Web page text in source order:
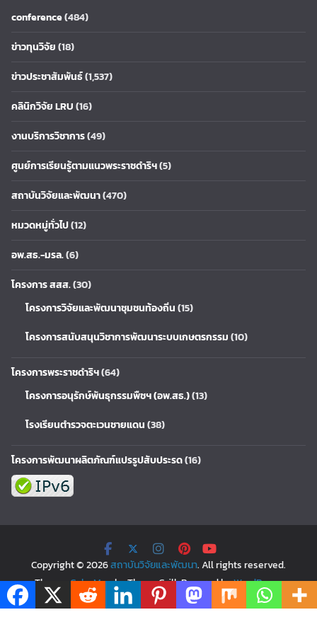
conference(484)
ข่าวทุนวิจัย(18)
ข่าวประชาสัมพันธ์(1,537)
คลินิกวิจัย LRU(16)
งานบริการวิชาการ(49)
ศูนย์การเรียนรู้ตามแนวพระราชดำริฯ(5)
สถาบันวิจัยและพัฒนา(470)
หมวดหมู่ทั่วไป(12)
อพ.สธ.-มรล.(6)
โครงการ สสส.(30)
โครงการวิจัยและพัฒนาชุมชนท้องถิ่น(15)
โครงการสนับสนุนวิชาการพัฒนาระบบเกษตรกรรม(10)
โครงการพระราชดำริฯ(64)
โครงการอนุรักษ์พันธุกรรมพืชฯ (อพ.สธ.)(13)
โรงเรียนตำรวจตะเวนชายแดน(38)
โครงการพัฒนาผลิตภัณฑ์แปรรูปสับประรด(16)
Copyright © 2026สถาบันวิจัยและพัฒนา. All rights reserved.
Theme: ColorMagby ThemeGrill. Powered byWordPress.